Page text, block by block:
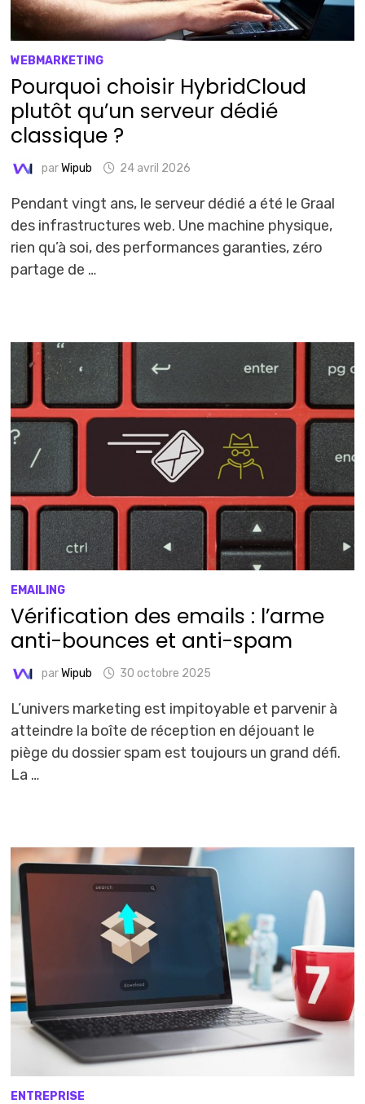
WEBMARKETING
Pourquoi choisir HybridCloud
plutôt qu’un serveur dédié
classique ?
parWipub 24 avril 2026
Pendant vingt ans, le serveur dédié a été le Graal
des infrastructures web. Une machine physique,
rien qu’à soi, des performances garanties, zéro
partage de …
EMAILING
Vérification des emails : l’arme
anti-bounces et anti-spam
parWipub 30 octobre 2025
L’univers marketing est impitoyable et parvenir à
atteindre la boîte de réception en déjouant le
piège du dossier spam est toujours un grand défi.
La …
ENTREPRISE